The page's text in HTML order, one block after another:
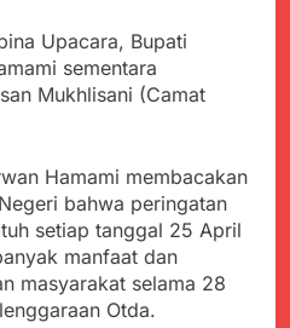
Kabupaten Sukabumi
Angkat Bicara
Satgas Yonif 310/KK
Lakukan Pengecatan
Dan Pembenahan
Juli 21, 2024
Kadinkes kab. Sukabumi
yang akan Kadaluarsa
oleh Puskesmas
Diduga Pembelian Obat
oleh Puskesmas di
Kab. Sukabumi yang
akan Kadaluarsa.
Juli 20, 2024
Tunjukan
Perhatiannya, Satgas
Yonif 310/KK Berikan
Juli 20, 2024
Upacara, Bupati
sementara
Mukhlisani (Camat
Hamami membacakan
bahwa peringatan
setiap tanggal 25 April
manfaat dan
masyarakat selama 28
Otda.